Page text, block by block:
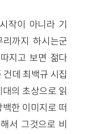
시작이 아니라 기
리까지 하시는군
지고 보면 젊다
건데 최백규 시집
의 초상으로 읽
한 이미지로 떠
서 그것으로 비